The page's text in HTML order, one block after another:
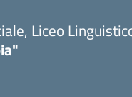
Liceo